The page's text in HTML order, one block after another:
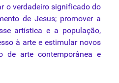
o verdadeiro significado do
de Jesus; promover a
artística e a população,
à arte e estimular novos
de arte contemporânea e